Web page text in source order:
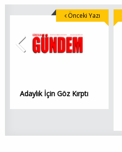
Adaylık İçin Göz Kırptı
Önceki Yazı